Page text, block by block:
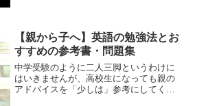
【親から子へ】英語の勉強法とお
すすめの参考書・問題集
中学受験のように二人三脚というわけに
はいきませんが、高校生になっても親の
アドバイスを「少しは」参考にしてくれ